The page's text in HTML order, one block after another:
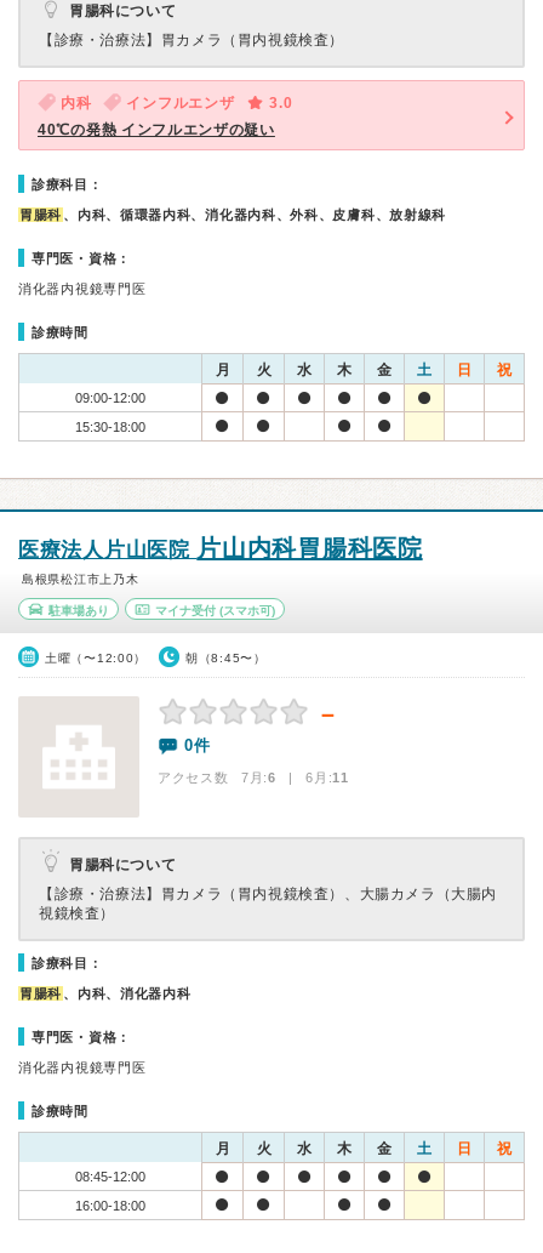
胃腸科について
【診療・治療法】 胃カメラ（胃内視鏡検査）
内科 インフルエンザ
3.0
40℃の発熱 インフルエンザの疑い
診療科目：
胃腸科 、内科、循環器内科、消化器内科、外科、皮膚科、放射線科
専門医・資格：
消化器内視鏡専門医
診療時間
月 火 水 木 金 土 日 祝
09:00-12:00
15:30-18:00
医療法人片山医院 片山内科胃腸科医院
島根県松江市上乃木
駐車場あり マイナ受付(スマホ可)
土曜（〜12:00） 朝（8:45〜）
－
0件
アクセス数 7月:6 | 6月:11
胃腸科について
【診療・治療法】 胃カメラ（胃内視鏡検査）、大腸カメラ（大腸内
視鏡検査）
診療科目：
胃腸科 、内科、消化器内科
専門医・資格：
消化器内視鏡専門医
診療時間
月 火 水 木 金 土 日 祝
08:45-12:00
16:00-18:00